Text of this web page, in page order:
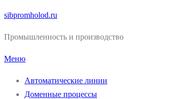
Перейти
содержимому
sibpromholod.ru
Промышленность и производство
Меню
Автоматические линии
Доменные процессы